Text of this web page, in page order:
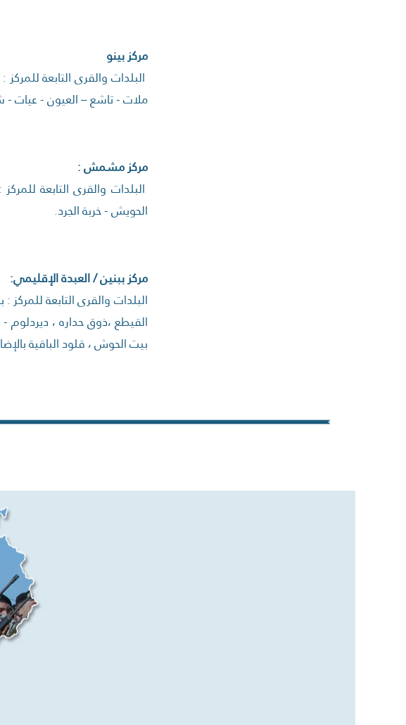
مركز بينو
البلدات والقرى التابعة
ملات - تاشع – العيون - عيات -
مركز مشمش :
البلدات والقرى التابعة
الحويش - خربة الجرد.
مركز ببنين / العبدة الإقليمي:
البلدات والقرى التابعة
القيطع ،ذوق حداره ، ديردلوم
بيت الحوش ، قلود الباقية